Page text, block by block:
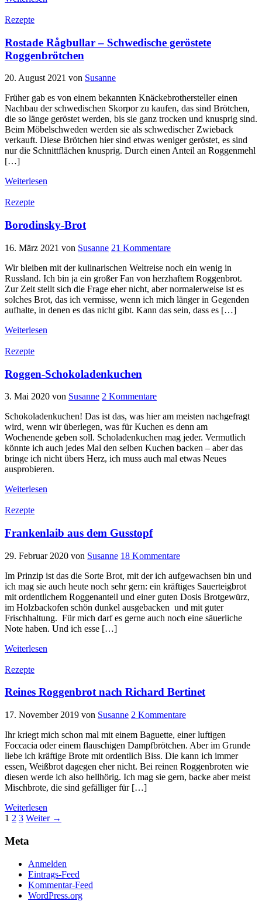
Rezepte
Rostade Rågbullar – Schwedische geröstete
Roggenbrötchen
20. August 2021 von Susanne
Früher gab es von einem bekannten Knäckebrothersteller einen
Nachbau der schwedischen Skorpor zu kaufen, das sind Brötchen,
die so länge geröstet werden, bis sie ganz trocken und knusprig sind.
Beim Möbelschweden werden sie als schwedischer Zwieback
verkauft. Diese Brötchen hier sind etwas weniger geröstet, es sind
nur die Schnittflächen knusprig. Durch einen Anteil an Roggenmehl
[…]
Weiterlesen
Rezepte
Borodinsky-Brot
16. März 2021 von Susanne 21 Kommentare
Wir bleiben mit der kulinarischen Weltreise noch ein wenig in
Russland. Ich bin ja ein großer Fan von herzhaftem Roggenbrot.
Zur Zeit stellt sich die Frage eher nicht, aber normalerweise ist es
solches Brot, das ich vermisse, wenn ich mich länger in Gegenden
aufhalte, in denen es das nicht gibt. Kann das sein, dass es […]
Weiterlesen
Rezepte
Roggen-Schokoladenkuchen
3. Mai 2020 von Susanne 2 Kommentare
Schokoladenkuchen! Das ist das, was hier am meisten nachgefragt
wird, wenn wir überlegen, was für Kuchen es denn am
Wochenende geben soll. Scholadenkuchen mag jeder. Vermutlich
könnte ich auch jedes Mal den selben Kuchen backen – aber das
bringe ich nicht übers Herz, ich muss auch mal etwas Neues
ausprobieren.
Weiterlesen
Rezepte
Frankenlaib aus dem Gusstopf
29. Februar 2020 von Susanne 18 Kommentare
Im Prinzip ist das die Sorte Brot, mit der ich aufgewachsen bin und
ich mag sie auch heute noch sehr gern: ein kräftiges Sauerteigbrot
mit ordentlichem Roggenanteil und einer guten Dosis Brotgewürz,
im Holzbackofen schön dunkel ausgebacken und mit guter
Frischhaltung. Für mich darf es gerne auch noch eine säuerliche
Note haben. Und ich esse […]
Weiterlesen
Rezepte
Reines Roggenbrot nach Richard Bertinet
17. November 2019 von Susanne 2 Kommentare
Ihr kriegt mich schon mal mit einem Baguette, einer luftigen
Foccacia oder einem flauschigen Dampfbrötchen. Aber im Grunde
liebe ich kräftige Brote mit ordentlich Biss. Die kann ich immer
essen, Weißbrot dagegen eher nicht. Bei reinen Roggenbroten wie
diesen werde ich also hellhörig. Ich mag sie gern, backe aber meist
Mischbrote, die sind gefälliger für […]
Weiterlesen
Seitennummerierung
der
1 2 3 Weiter →
Meta
Anmelden
Eintrags-Feed
Kommentar-Feed
WordPress.org